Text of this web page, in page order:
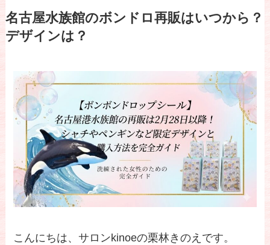
名古屋水族館のボンドロ再販はいつから？
デザインは？
こんにちは、サロンkinoeの栗林きのえです。